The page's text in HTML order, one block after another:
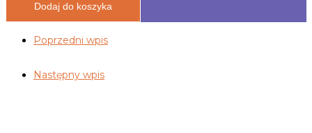
Dodaj do koszyka
Poprzedni wpis
Następny wpis